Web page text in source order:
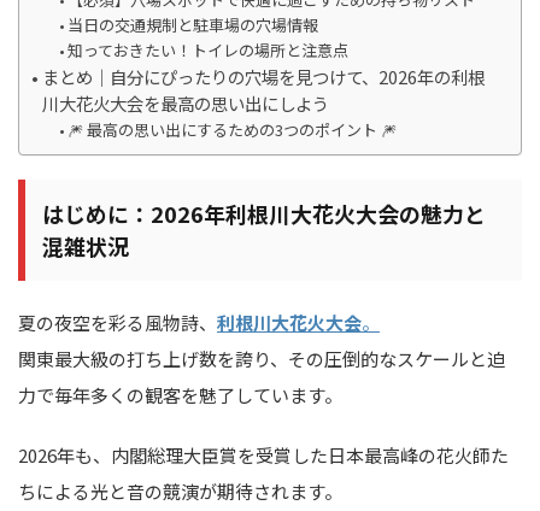
当日の交通規制と駐車場の穴場情報
知っておきたい！トイレの場所と注意点
まとめ｜自分にぴったりの穴場を見つけて、2026年の利根
川大花火大会を最高の思い出にしよう
🎆 最高の思い出にするための3つのポイント 🎆
はじめに：2026年利根川大花火大会の魅力と
混雑状況
夏の夜空を彩る風物詩、 利根川大花火大会。
関東最大級の打ち上げ数を誇り、その圧倒的なスケールと迫
力で毎年多くの観客を魅了しています。
2026年も、内閣総理大臣賞を受賞した日本最高峰の花火師た
ちによる光と音の競演が期待されます。